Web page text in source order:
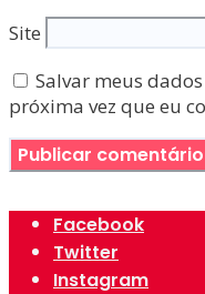
Site
Salvar meus
próxima vez que eu
Facebook
Twitter
Instagram